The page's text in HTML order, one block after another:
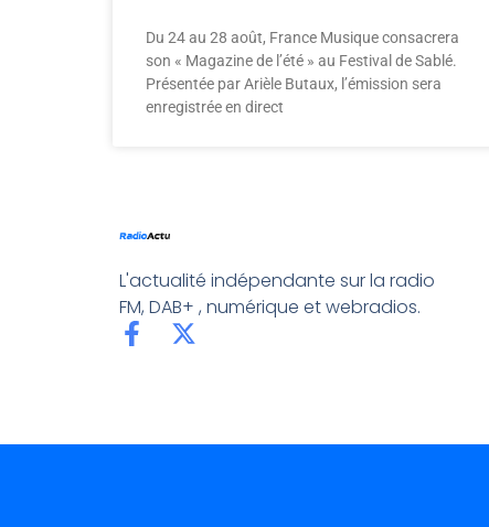
Du 24 au 28 août, France Musique consacrera
son « Magazine de l’été » au Festival de Sablé.
Présentée par Arièle Butaux, l’émission sera
enregistrée en direct
L'actualité indépendante sur la radio
FM, DAB+ , numérique et webradios.